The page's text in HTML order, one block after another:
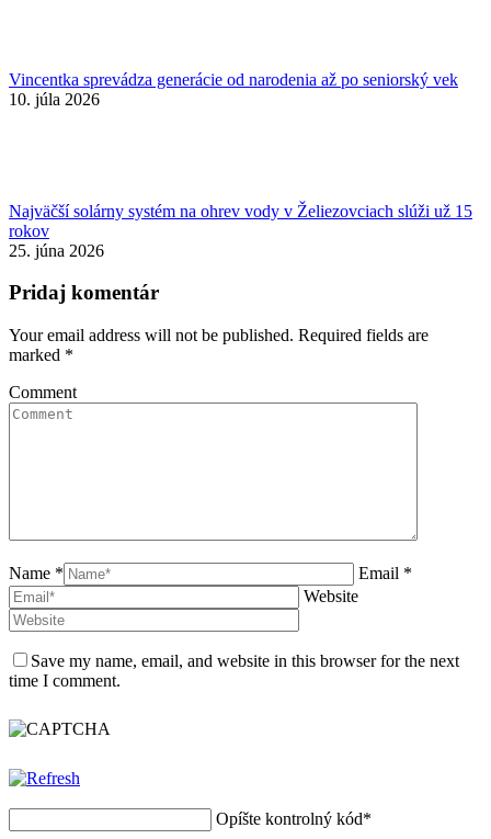
Vincentka sprevádza generácie od narodenia až po seniorský vek
10. júla 2026
Najväčší solárny systém na ohrev vody v Želiezovciach slúži už 15
rokov
25. júna 2026
Pridaj komentár
Your email address will not be published. Required fields are
marked *
Comment
Name *
Email *
Website
Save my name, email, and website in this browser for the next
time I comment.
Opíšte kontrolný kód*